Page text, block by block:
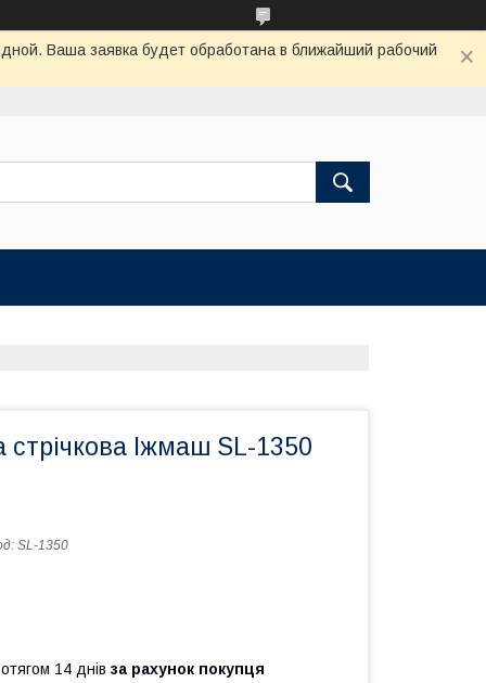
Ваша заявка будет обработана в ближайший рабочий
Іжмаш SL-1350
SL-1350
14 днів за рахунок покупця